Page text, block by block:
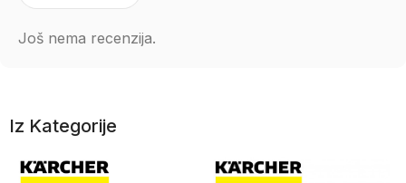
Još nema recenzija.
Iz Kategorije